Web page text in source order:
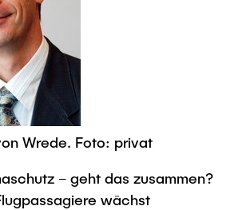
Hamburg
und Absolventen
to Face Climate
Praxis
Innovation in der Bildung
Strategy
Studierendenaustausch
vereinbaren
Wrede. Foto: privat
– geht das zusammen?
wächst